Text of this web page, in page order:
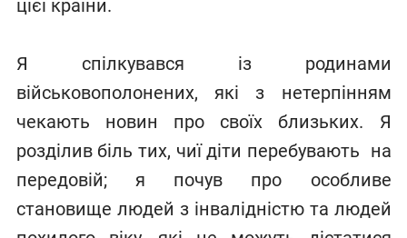
цієї країни.
Я спілкувався із родинами
військовополонених, які з нетерпінням
чекають новин про своїх близьких. Я
розділив біль тих, чиї діти перебувають на
передовій; я почув про особливе
становище людей з інвалідністю та людей